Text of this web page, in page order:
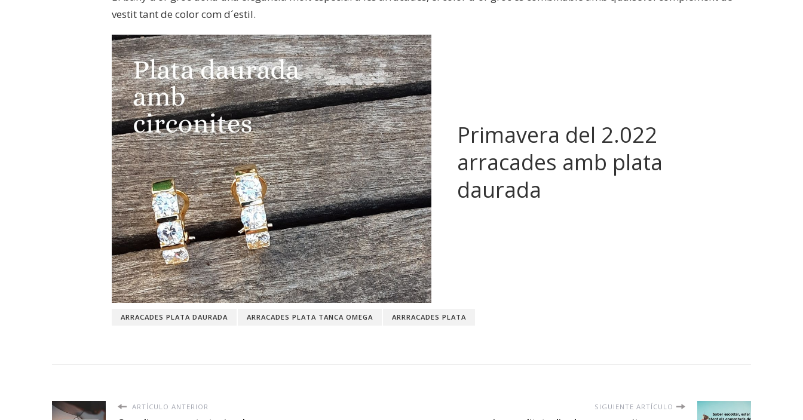
vestit tant de color com d´estil.
Primavera del 2.022
arracades amb plata
daurada
ARRACADES PLATA DAURADA ARRACADES PLATA TANCA OMEGA ARRRACADES PLATA
ARTÍCULO ANTERIOR SIGUIENTE ARTÍCULO